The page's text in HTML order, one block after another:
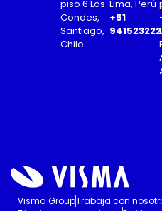
piso 6 Las
Condes,
Santiago,
Chile
Lima, Perú
+51
941523222
Visma GroupTrabaja con